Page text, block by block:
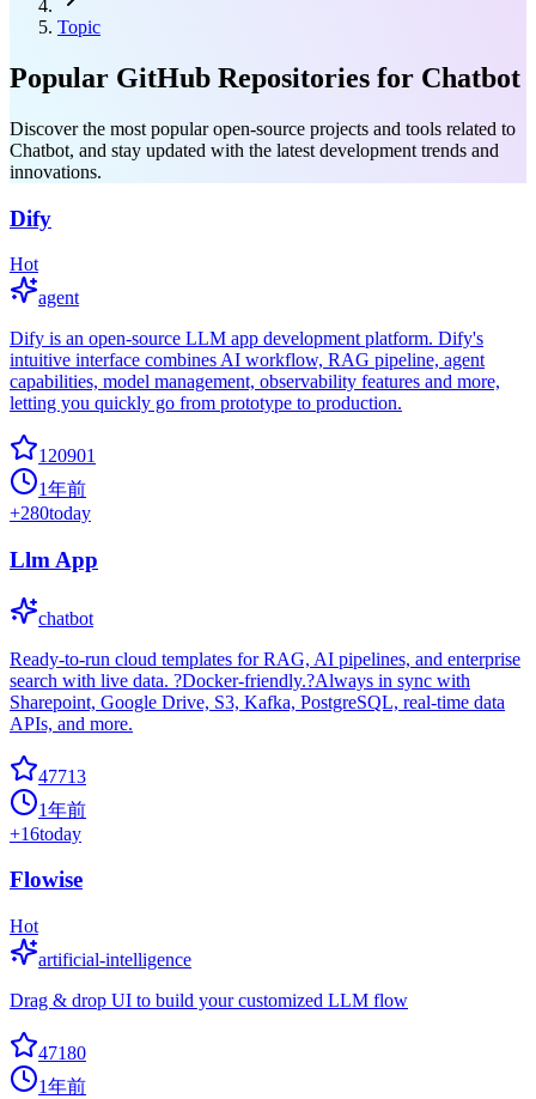
Topic
Popular GitHub Repositories for Chatbot
Discover the most popular open-source projects and tools related to
Chatbot, and stay updated with the latest development trends and
innovations.
Dify
Hot
agent
Dify is an open-source LLM app development platform. Dify's
intuitive interface combines AI workflow, RAG pipeline, agent
capabilities, model management, observability features and more,
letting you quickly go from prototype to production.
120901
1年前
+280today
Llm App
chatbot
Ready-to-run cloud templates for RAG, AI pipelines, and enterprise
search with live data. ?Docker-friendly.?Always in sync with
Sharepoint, Google Drive, S3, Kafka, PostgreSQL, real-time data
APIs, and more.
47713
1年前
+16today
Flowise
Hot
artificial-intelligence
Drag & drop UI to build your customized LLM flow
47180
1年前